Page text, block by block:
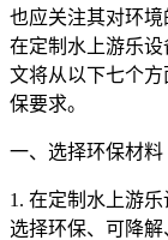
也应关注其对环境
在定制水上游乐
文将从以下七个
保要求。
一、选择环保材料
1. 在定制水上游
选择环保、可降